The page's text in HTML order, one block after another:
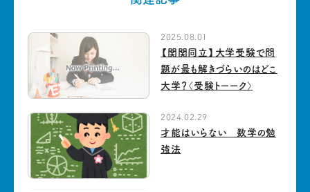
2025.08.01
【関関同立】大学受験で問
題が最も解きづらいのはどこ
大学？〈受験トーーク〉
2024.02.29
才能はいらない 数学の勉
強法